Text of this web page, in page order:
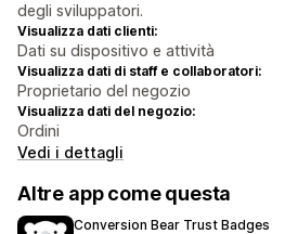
degli sviluppatori.
Visualizza dati clienti:
Dati su dispositivo e attività
Visualizza dati di staff e collaboratori:
Proprietario del negozio
Visualizza dati del negozio:
Ordini
Vedi i dettagli
Altre app come questa
Conversion Bear Trust Badges